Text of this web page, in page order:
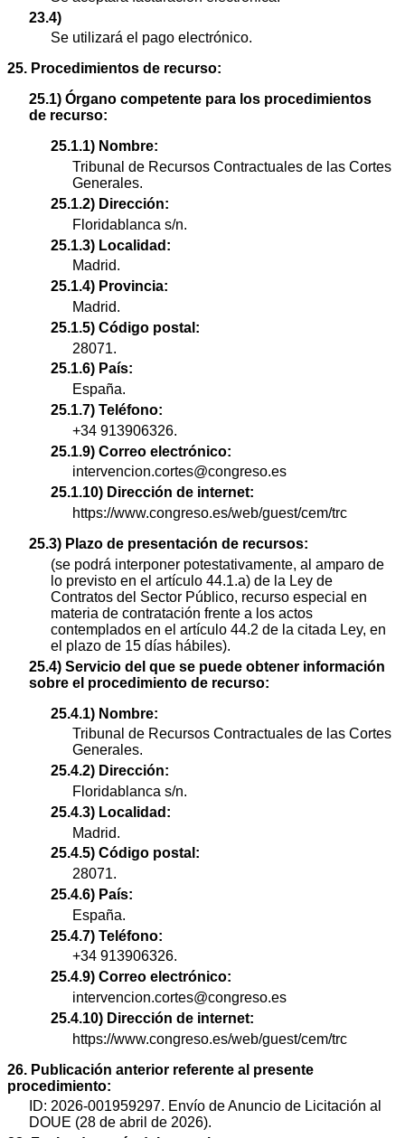
23.4)
Se utilizará el pago electrónico.
25. Procedimientos de recurso:
25.1) Órgano competente para los procedimientos
de recurso:
25.1.1) Nombre:
Tribunal de Recursos Contractuales de las Cortes
Generales.
25.1.2) Dirección:
Floridablanca s/n.
25.1.3) Localidad:
Madrid.
25.1.4) Provincia:
Madrid.
25.1.5) Código postal:
28071.
25.1.6) País:
España.
25.1.7) Teléfono:
+34 913906326.
25.1.9) Correo electrónico:
intervencion.cortes@congreso.es
25.1.10) Dirección de internet:
https://www.congreso.es/web/guest/cem/trc
25.3) Plazo de presentación de recursos:
(se podrá interponer potestativamente, al amparo de
lo previsto en el artículo 44.1.a) de la Ley de
Contratos del Sector Público, recurso especial en
materia de contratación frente a los actos
contemplados en el artículo 44.2 de la citada Ley, en
el plazo de 15 días hábiles).
25.4) Servicio del que se puede obtener información
sobre el procedimiento de recurso:
25.4.1) Nombre:
Tribunal de Recursos Contractuales de las Cortes
Generales.
25.4.2) Dirección:
Floridablanca s/n.
25.4.3) Localidad:
Madrid.
25.4.5) Código postal:
28071.
25.4.6) País:
España.
25.4.7) Teléfono:
+34 913906326.
25.4.9) Correo electrónico:
intervencion.cortes@congreso.es
25.4.10) Dirección de internet:
https://www.congreso.es/web/guest/cem/trc
26. Publicación anterior referente al presente
procedimiento:
ID: 2026-001959297. Envío de Anuncio de Licitación al
DOUE (28 de abril de 2026).